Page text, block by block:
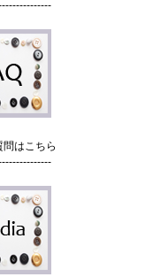
問はこちら